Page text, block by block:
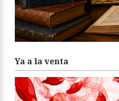
Ya a la venta